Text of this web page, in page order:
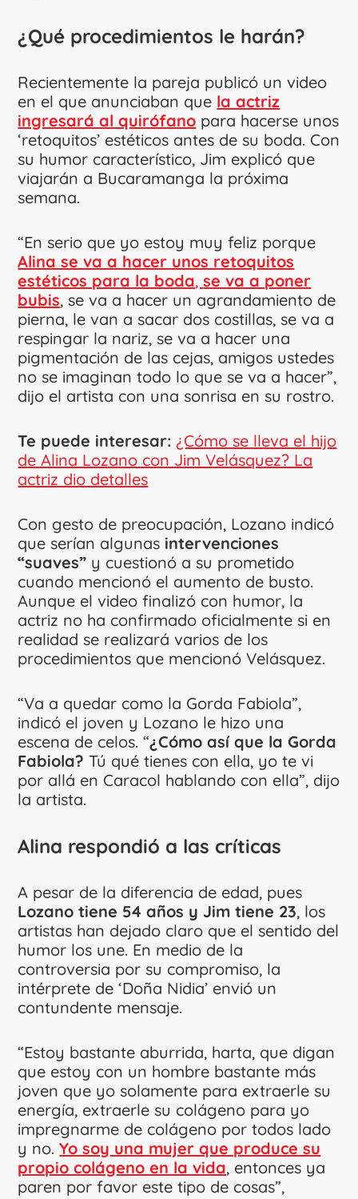
¿Qué procedimientos le harán?
Recientemente la pareja publicó un video
en el que anunciaban que la actriz
ingresará al quirófano para hacerse unos
‘retoquitos’ estéticos antes de su boda. Con
su humor característico, Jim explicó que
viajarán a Bucaramanga la próxima
semana.
“En serio que yo estoy muy feliz porque
Alina se va a hacer unos retoquitos
estéticos para la boda,se va a poner
bubis, se va a hacer un agrandamiento de
pierna, le van a sacar dos costillas, se va a
respingar la nariz, se va a hacer una
pigmentación de las cejas, amigos ustedes
no se imaginan todo lo que se va a hacer”,
dijo el artista con una sonrisa en su rostro.
Te puede interesar: ¿Cómo se lleva el hijo
de Alina Lozano con Jim Velásquez? La
actriz dio detalles
Con gesto de preocupación, Lozano indicó
que serían algunas intervenciones
“suaves” y cuestionó a su prometido
cuando mencionó el aumento de busto.
Aunque el video finalizó con humor, la
actriz no ha confirmado oficialmente si en
realidad se realizará varios de los
procedimientos que mencionó Velásquez.
“Va a quedar como la Gorda Fabiola”,
indicó el joven y Lozano le hizo una
escena de celos. “¿Cómo así que la Gorda
Fabiola?Tú qué tienes con ella, yo te vi
por allá en Caracol hablando con ella”, dijo
la artista.
Alina respondió a las críticas
A pesar de la diferencia de edad, pues
Lozano tiene 54 años y Jim tiene 23, los
artistas han dejado claro que el sentido del
humor los une. En medio de la
controversia por su compromiso, la
intérprete de ‘Doña Nidia’ envió un
contundente mensaje.
“Estoy bastante aburrida, harta, que digan
que estoy con un hombre bastante más
joven que yo solamente para extraerle su
energía, extraerle su colágeno para yo
impregnarme de colágeno por todos lado
y no.Yo soy una mujer que produce su
propio colágeno en la vida, entonces ya
paren por favor este tipo de cosas”,